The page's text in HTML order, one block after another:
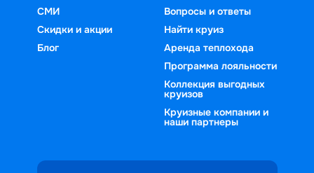
СМИ
Скидки и акции
Блог
Вопросы и ответы
Найти круиз
Аренда теплохода
Программа лояльности
Коллекция выгодных
круизов
Круизные компании и
наши партнеры